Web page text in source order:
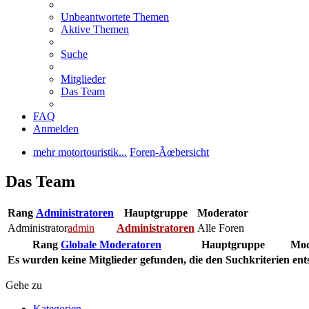
Unbeantwortete Themen
Aktive Themen
Suche
Mitglieder
Das Team
FAQ
Anmelden
mehr motortouristik... Foren-Ãœbersicht
Das Team
Rang Administratoren Hauptgruppe
Moderator
Administratoradmin Administratoren Alle Foren
Rang Globale Moderatoren Hauptgruppe
Es wurden keine Mitglieder gefunden, die den Suchkriterien
Gehe zu